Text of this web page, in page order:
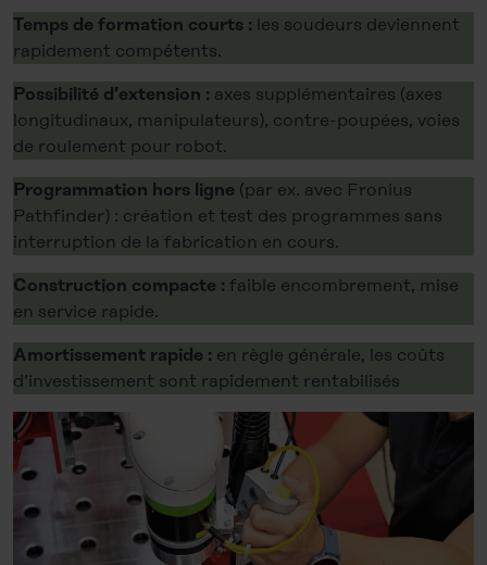
Temps de formation courts : les soudeurs deviennent
rapidement compétents.
Possibilité d’extension : axes supplémentaires (axes
longitudinaux, manipulateurs), contre-poupées, voies
de roulement pour robot.
Programmation hors ligne (par ex. avec Fronius
Pathfinder) : création et test des programmes sans
interruption de la fabrication en cours.
Construction compacte : faible encombrement, mise
en service rapide.
Amortissement rapide : en règle générale, les coûts
d’investissement sont rapidement rentabilisés